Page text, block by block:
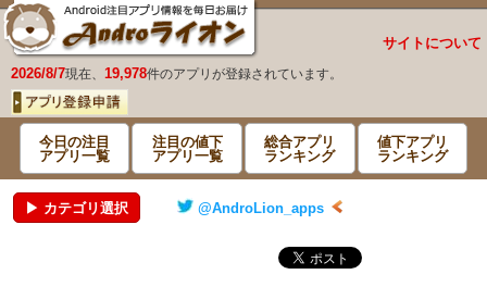
サイトについて
2026/8/7現在、 19,978件のアプリが登録されています。
今日の注目
アプリ一覧
注目の値下
アプリ一覧
総合アプリ
ランキング
値下アプリ
ランキング
▶ カテゴリ選択 @AndroLion_apps